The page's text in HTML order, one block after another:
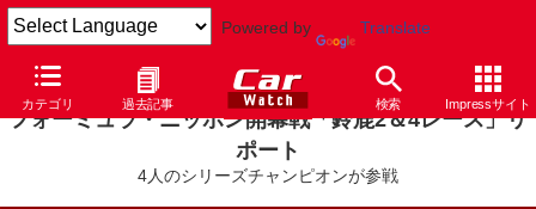
Powered by Translate
カテゴリ 過去記事 検索 Impressサイト
フォーミュラ・ニッポン開幕戦「鈴鹿2＆4レース」リ
ポート
4人のシリーズチャンピオンが参戦